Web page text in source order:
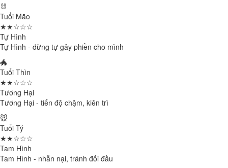
🐰
Tuổi Mão
★★☆☆☆
Tự Hình
Tự Hình - đừng tự gây phiền cho mình
🐲
Tuổi Thìn
★★☆☆☆
Tương Hại
Tương Hại - tiến độ chậm, kiên trì
🐭
Tuổi Tý
★★☆☆☆
Tam Hình
Tam Hình - nhẫn nại, tránh đối đầu